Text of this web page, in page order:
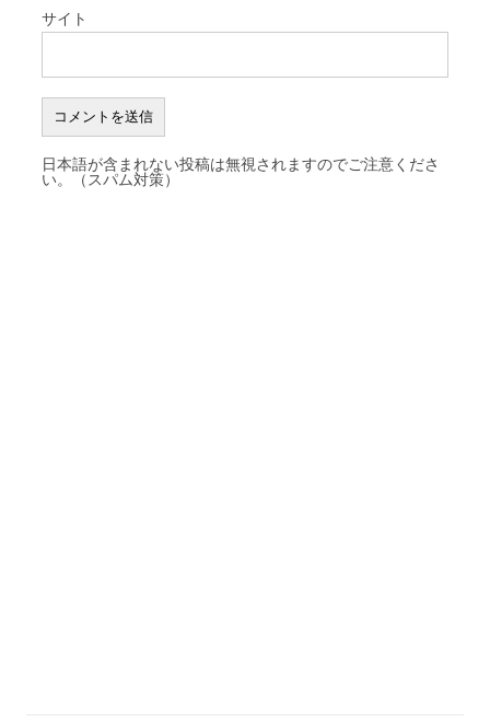
サイト
日本語が含まれない投稿は無視されますのでご注意くださ
い。（スパム対策）